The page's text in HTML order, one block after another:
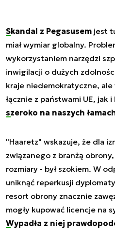
Skandal z Pegasusem jest
miał wymiar globalny.
wykorzystaniem narzędzi
inwigilacji o dużych
kraje niedemokratyczne,
łącznie z państwami UE, jak
szeroko na naszych
"Haaretz" wskazuje, że dla
związanego z branżą
rozmiary - był szokiem. W
uniknąć reperkusji
resort obrony znacznie
mogły kupować licencje na
Wypadła z niej